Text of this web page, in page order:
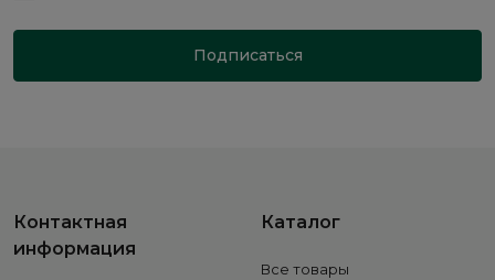
Подписаться
Контактная
информация
Каталог
Все товары